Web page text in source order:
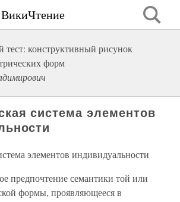
ВикиЧтение
тест: конструктивный рисунок
форм
система элементов
элементов индивидуальности
предпочтение семантики той или
формы, проявляющееся в